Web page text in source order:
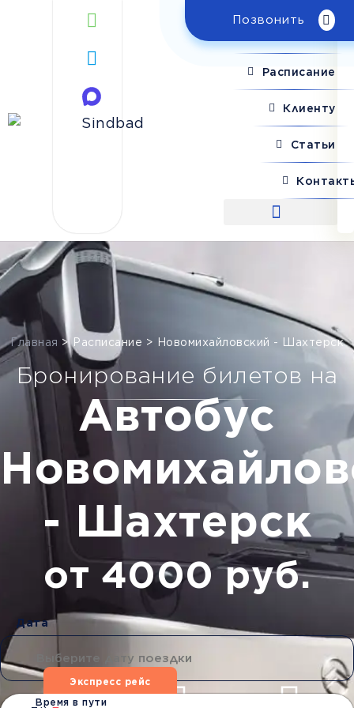
Позвонить
Расписание
Клиенту
Статьи
Главная > Расписание > Новомихайловский - Шахтерск
Бронирование билетов на
Автобус
- Шахтерск
от 4000 руб.
Дата
Экспресс рейс
Время в пути